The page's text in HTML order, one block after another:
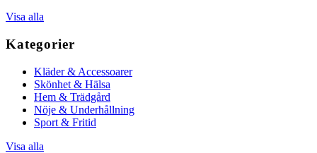
Visa alla
Kategorier
Kläder & Accessoarer
Skönhet & Hälsa
Hem & Trädgård
Nöje & Underhållning
Sport & Fritid
Visa alla